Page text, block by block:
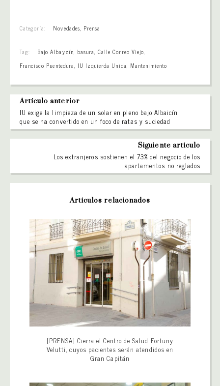
Categoría: Novedades, Prensa
Tag: Bajo Albayzín, basura,Calle Correo Viejo,
Francisco Puentedura, IU Izquierda Unida, Mantenimiento
Artículo anterior
IU exige la limpieza de un solar en pleno bajo Albaicín
que se ha convertido en un foco de ratas y suciedad
Siguiente artículo
Los extranjeros sostienen el 73% del negocio de los
apartamentos no reglados
Artículos relacionados
[PRENSA] Cierra el Centro de Salud Fortuny
Velutti, cuyos pacientes serán atendidos en
Gran Capitán